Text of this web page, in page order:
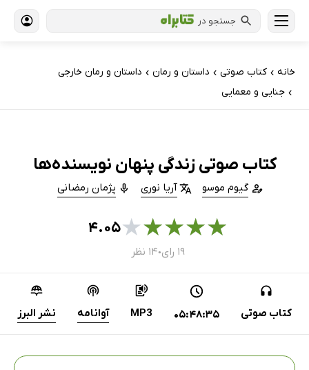
جستجو در
خانه › کتاب‌ صوتی › داستان و رمان › داستان و رمان خارجی
› جنایی و معمایی
کتاب صوتی زندگی پنهان نویسنده‌ها
گیوم موسو آریا نوری پژمان رمضانی
★
★
★
★
★۴.۰۵
۱۹ رای ● ۱۴ نظر
کتاب صوتی 05:48:35
MP3 آوانامه نشر البرز